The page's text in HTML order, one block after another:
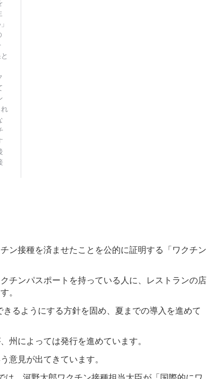
ン接種を済ませたことを公的に証明する「ワクチン
チンパスポートを持っている人に、レストランの店
。
るようにする方針を固め、夏までの導入を進めて
州によっては発行を進めています。
意見が出てきています。